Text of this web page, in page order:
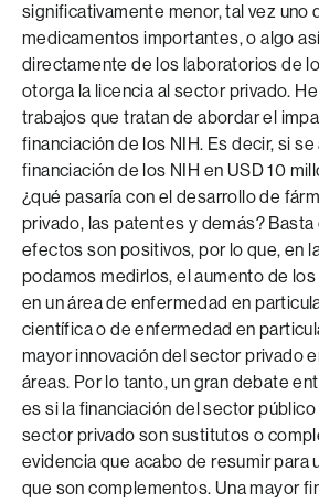
significativamente menor, tal vez uno
medicamentos importantes, o algo
directamente de los laboratorios de
otorga la licencia al sector privado.
trabajos que tratan de abordar el
financiación de los NIH. Es decir, si se
financiación de los NIH en USD 10
¿qué pasaría con el desarrollo de
privado, las patentes y demás?
efectos son positivos, por lo que, en
podamos medirlos, el aumento de
en un área de enfermedad en
científica o de enfermedad en
mayor innovación del sector privado
áreas. Por lo tanto, un gran debate
es si la financiación del sector
sector privado son sustitutos o
evidencia que acabo de resumir para
que son complementos. Una mayor